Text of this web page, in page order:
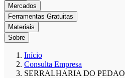
Mercados
Ferramentas Gratuitas
Materiais
Sobre
Início
Consulta Empresa
SERRALHARIA DO PEDAO